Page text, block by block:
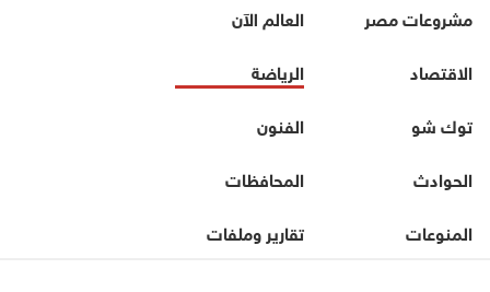
مشروعات مصر
العالم الآن
الاقتصاد
الرياضة
توك شو
الفنون
الحوادث
المحافظات
المنوعات
تقارير وملفات